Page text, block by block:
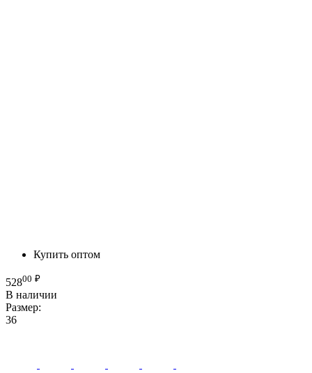
Купить оптом
52800 ₽
В наличии
Размер:
36